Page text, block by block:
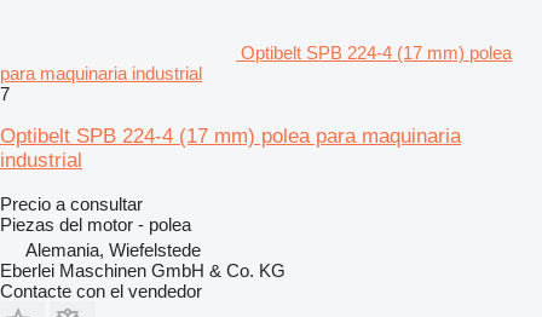
Optibelt SPB 224-4 (17 mm) polea
para maquinaria industrial
7
Optibelt SPB 224-4 (17 mm) polea para maquinaria
industrial
Precio a consultar
Piezas del motor - polea
Alemania, Wiefelstede
Eberlei Maschinen GmbH & Co. KG
Contacte con el vendedor